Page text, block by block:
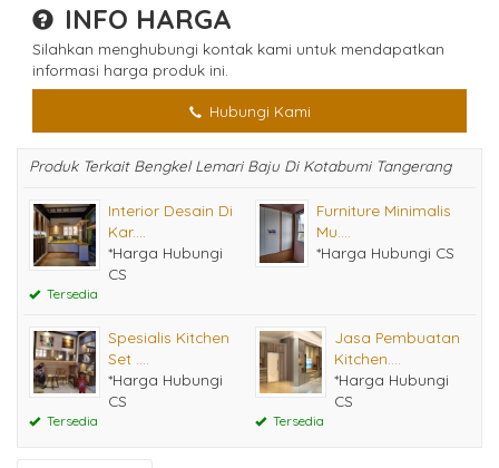
INFO HARGA
Silahkan menghubungi kontak kami untuk mendapatkan
informasi harga produk ini.
Hubungi Kami
Produk Terkait Bengkel Lemari Baju Di Kotabumi Tangerang
Interior Desain Di
Kar....
*Harga Hubungi
CS
Tersedia
Furniture Minimalis
Mu....
*Harga Hubungi CS
Spesialis Kitchen
Set ....
*Harga Hubungi
CS
Tersedia
Jasa Pembuatan
Kitchen....
*Harga Hubungi
CS
Tersedia